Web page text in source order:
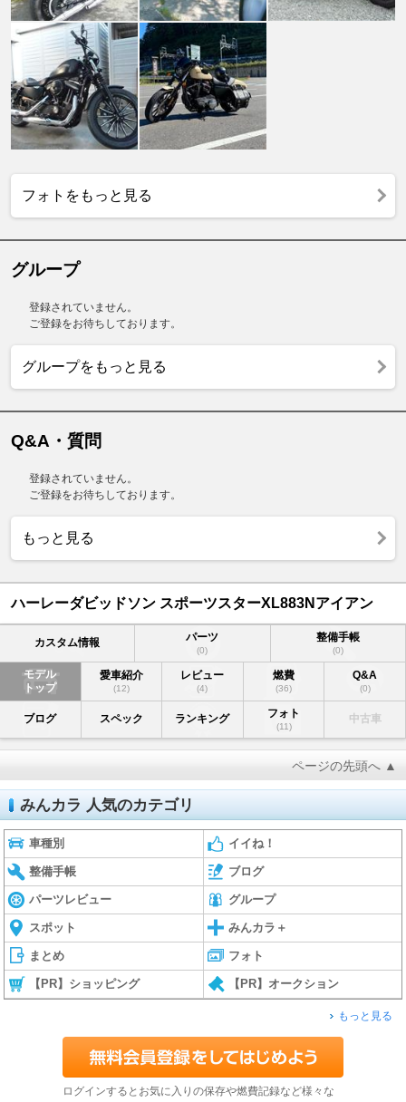
フォトをもっと見る
グループ
登録されていません。
ご登録をお待ちしております。
グループをもっと見る
Q&A・質問
登録されていません。
ご登録をお待ちしております。
もっと見る
ハーレーダビッドソン スポーツスターXL883Nアイアン
カスタム情報 パーツ
(0)
整備手帳
(0)
モデル
トップ
愛車紹介
(12)
レビュー
(4)
燃費
(36)
Q&A
(0)
ブログ スペック ランキング フォト
(11)
中古車
ページの先頭へ ▲
みんカラ 人気のカテゴリ
車種別 イイね！
整備手帳 ブログ
パーツレビュー グループ
スポット みんカラ＋
まとめ フォト
【PR】ショッピング 【PR】オークション
もっと見る
ログインするとお気に入りの保存や燃費記録など様々な